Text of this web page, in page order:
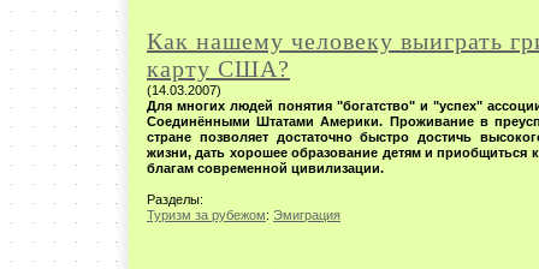
Как нашему человеку выиграть
карту США?
(14.03.2007)
Для многих людей понятия "богатство" и "успех"
Соединёнными Штатами Америки. Проживание в
стране позволяет достаточно быстро достичь
жизни, дать хорошее образование детям и приобщиться
благам современной цивилизации.
Разделы:
Туризм за рубежом: Эмиграция